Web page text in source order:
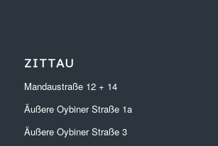
ZITTAU
Mandaustraße 12 + 14
Äußere Oybiner Straße 1a
Äußere Oybiner Straße 3